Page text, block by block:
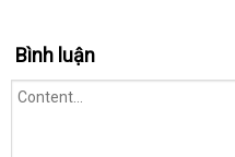
Hoa
Kích
Dục
Bình luận